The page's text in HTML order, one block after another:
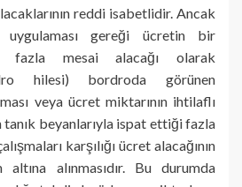
reddi isabetlidir. Ancak
uygulaması gereği ücretin bir
fazla mesai alacağı olarak
hilesi) bordroda görünen
veya ücret miktarının ihtilaflı
tanık beyanlarıyla ispat ettiği fazla
karşılığı ücret alacağının
altına alınmasıdır. Bu durumda